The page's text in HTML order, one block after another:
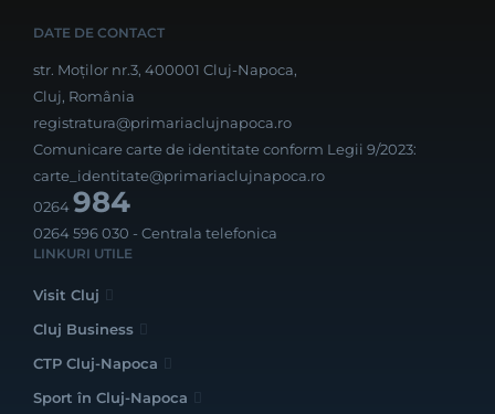
DATE DE CONTACT
str. Moților nr.3, 400001 Cluj-Napoca,
Cluj, România
registratura@primariaclujnapoca.ro
Comunicare carte de identitate conform Legii 9/2023:
carte_identitate@primariaclujnapoca.ro
0264984
0264 596 030 - Centrala telefonica
LINKURI UTILE
Visit Cluj
Cluj Business
CTP Cluj-Napoca
Sport în Cluj-Napoca